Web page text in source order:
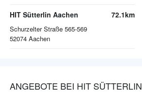
HIT Sütterlin Aachen
Schurzelter Straße 565-569
52074 Aachen
72.1km
ANGEBOTE BEI HIT SÜTTERLIN